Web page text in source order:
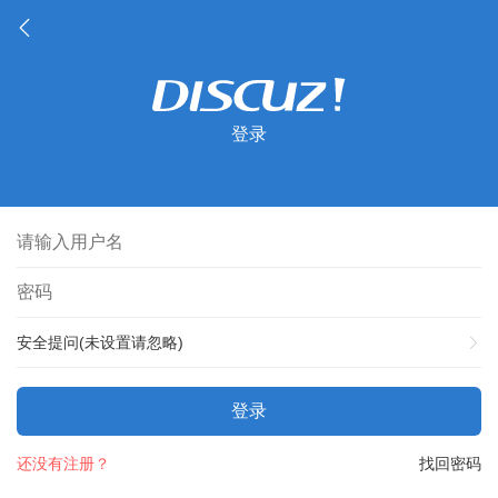
登录
安全提问(未设置请忽略)
登录
找回密码
还没有注册？